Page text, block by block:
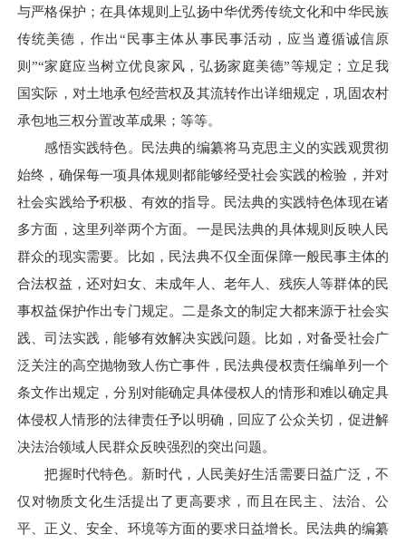
与严格保护；在具体规则上弘扬中华优秀传统文化和中华民族
传统美德，作出“民事主体从事民事活动，应当遵循诚信原
则”“家庭应当树立优良家风，弘扬家庭美德”等规定；立足我
国实际，对土地承包经营权及其流转作出详细规定，巩固农村
承包地三权分置改革成果；等等。
感悟实践特色。民法典的编纂将马克思主义的实践观贯彻
始终，确保每一项具体规则都能够经受社会实践的检验，并对
社会实践给予积极、有效的指导。民法典的实践特色体现在诸
多方面，这里列举两个方面。一是民法典的具体规则反映人民
群众的现实需要。比如，民法典不仅全面保障一般民事主体的
合法权益，还对妇女、未成年人、老年人、残疾人等群体的民
事权益保护作出专门规定。二是条文的制定大都来源于社会实
践、司法实践，能够有效解决实践问题。比如，对备受社会广
泛关注的高空抛物致人伤亡事件，民法典侵权责任编单列一个
条文作出规定，分别对能确定具体侵权人的情形和难以确定具
体侵权人情形的法律责任予以明确，回应了公众关切，促进解
决法治领域人民群众反映强烈的突出问题。
把握时代特色。新时代，人民美好生活需要日益广泛，不
仅对物质文化生活提出了更高要求，而且在民主、法治、公
平、正义、安全、环境等方面的要求日益增长。民法典的编纂